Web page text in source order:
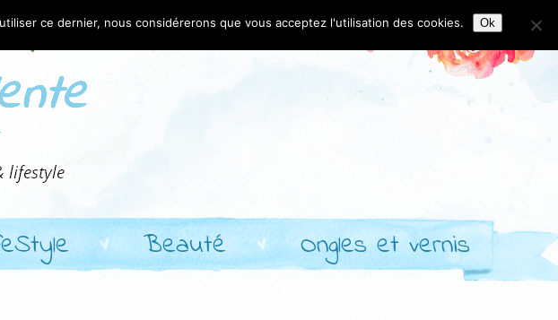
Beauté Ongles et vernis
ce dernier, nous considérerons que vous acceptez l'utilisation des cookies. Ok